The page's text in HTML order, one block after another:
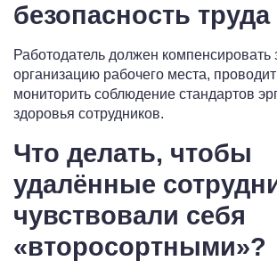
безопасность
Работодатель должен компенсировать
организацию рабочего места,
мониторить соблюдение стандартов
здоровья сотрудников.
Что делать, чтобы
удалённые
чувствовали себя
«второсортными»?